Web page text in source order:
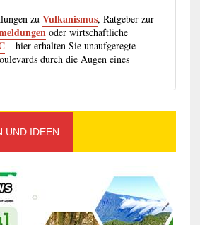
zu Vulkanismus, Ratgeber zur
oder wirtschaftliche
– hier erhalten Sie unaufgeregte
durch die Augen eines
UND IDEEN